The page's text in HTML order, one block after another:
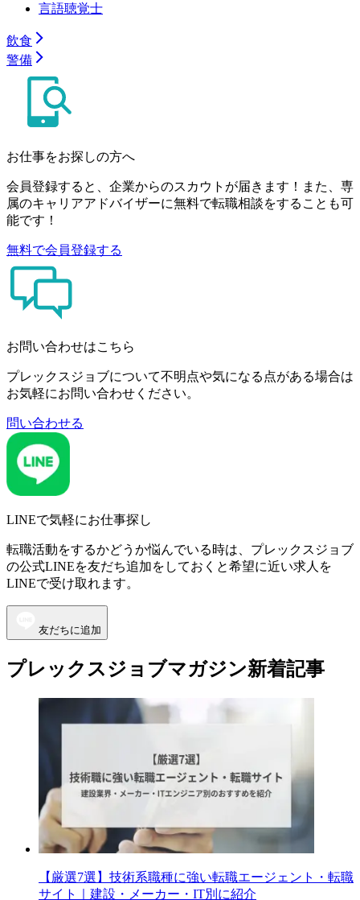
言語聴覚士
飲食
警備
お仕事をお探しの方へ
会員登録すると、企業からのスカウトが届きます！また、専
属のキャリアアドバイザーに無料で転職相談をすることも可
能です！
無料で会員登録する
お問い合わせはこちら
プレックスジョブについて不明点や気になる点がある場合は
お気軽にお問い合わせください。
問い合わせる
LINEで気軽にお仕事探し
転職活動をするかどうか悩んでいる時は、プレックスジョブ
の公式LINEを友だち追加をしておくと希望に近い求人を
LINEで受け取れます。
友だちに追加
プレックスジョブマガジン新着記事
【厳選7選】技術系職種に強い転職エージェント・転職
サイト｜建設・メーカー・IT別に紹介